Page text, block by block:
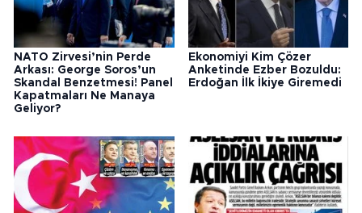
NATO Zirvesi’nin Perde
Arkası: George Soros’un
Skandal Benzetmesi! Panel
Kapatmaları Ne Manaya
Geliyor?
Ekonomiyi Kim Çözer
Anketinde Ezber Bozuldu:
Erdoğan İlk İkiye Giremedi